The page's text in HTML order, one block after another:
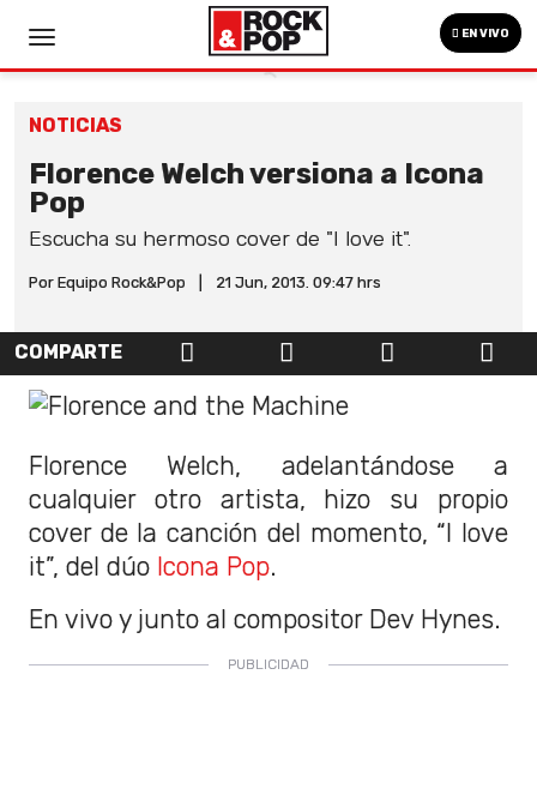
EN VIVO
NOTICIAS
Florence Welch versiona a Icona
Pop
Escucha su hermoso cover de "I love it".
Por Equipo Rock&Pop 21 Jun, 2013. 09:47 hrs
COMPARTE
Florence Welch, adelantándose a
cualquier otro artista, hizo su propio
cover de la canción del momento, “I love
it”, del dúo Icona Pop.
En vivo y junto al compositor Dev Hynes.